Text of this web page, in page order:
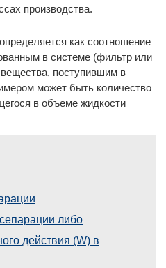
производства.
как соотношение
в системе (фильтр или
поступившим в
может быть количество
в объеме жидкости
либо
действия (W) в